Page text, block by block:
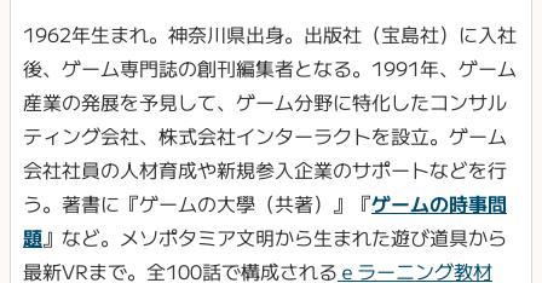
1962年生まれ。神奈川県出身。出版社（宝島社）に入社
後、ゲーム専門誌の創刊編集者となる。1991年、ゲーム
産業の発展を予見して、ゲーム分野に特化したコンサル
ティング会社、株式会社インターラクトを設立。ゲーム
会社社員の人材育成や新規参入企業のサポートなどを行
う。著書に『ゲームの大學（共著）』『ゲームの時事問
題』など。メソポタミア文明から生まれた遊び道具から
最新VRまで。全100話で構成される ｅラーニング教材